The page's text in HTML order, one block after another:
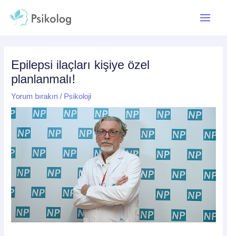
atla
Epilepsi ilaçları kişiye özel
planlanmalı!
Yorum bırakın / Psikoloji
dolaşımı